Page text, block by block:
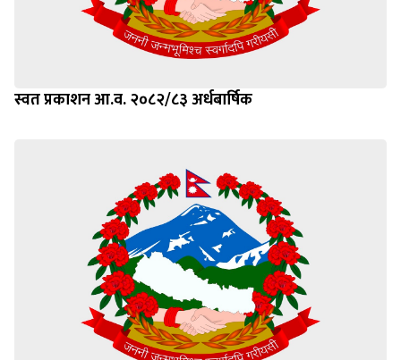
स्वत प्रकाशन आ.व. २०८२/८३ अर्धबार्षिक